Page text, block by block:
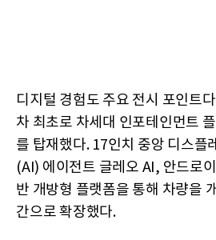
디지털 경험도 주요 전시 포인트
차 최초로 차세대 인포테인먼트
를 탑재했다. 17인치 중앙 디스플
(AI) 에이전트 글레오 AI, 안드로
반 개방형 플랫폼을 통해 차량을
간으로 확장했다.